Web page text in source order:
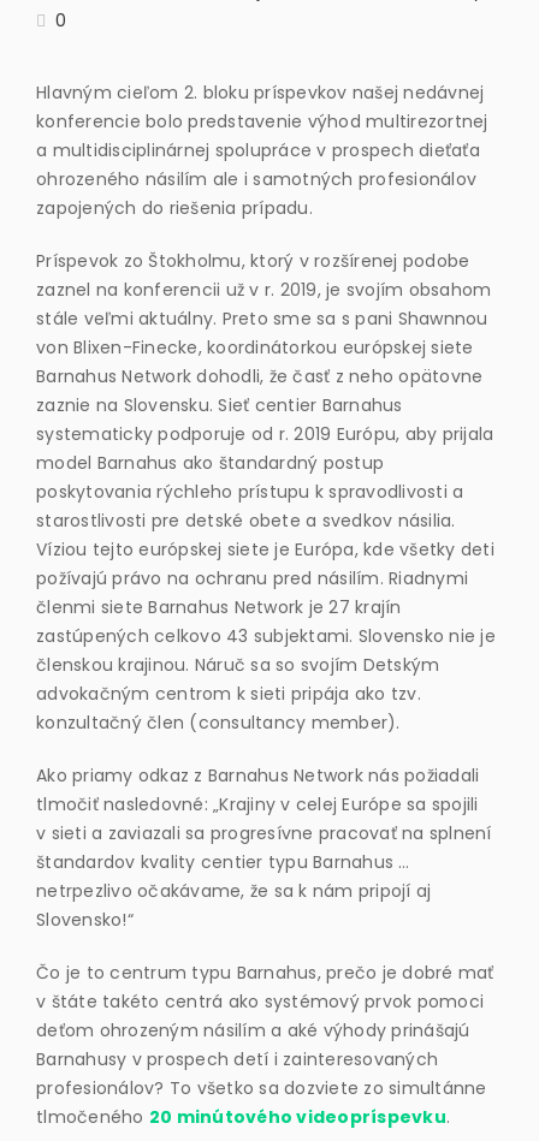
0
Hlavným cieľom 2. bloku príspevkov našej nedávnej
konferencie bolo predstavenie výhod multirezortnej
a multidisciplinárnej spolupráce v prospech dieťaťa
ohrozeného násilím ale i samotných profesionálov
zapojených do riešenia prípadu.
Príspevok zo Štokholmu, ktorý v rozšírenej podobe
zaznel na konferencii už v r. 2019, je svojím obsahom
stále veľmi aktuálny. Preto sme sa s pani Shawnnou
von Blixen-Finecke, koordinátorkou európskej siete
Barnahus Network dohodli, že časť z neho opätovne
zaznie na Slovensku. Sieť centier Barnahus
systematicky podporuje od r. 2019 Európu, aby prijala
model Barnahus ako štandardný postup
poskytovania rýchleho prístupu k spravodlivosti a
starostlivosti pre detské obete a svedkov násilia.
Víziou tejto európskej siete je Európa, kde všetky deti
požívajú právo na ochranu pred násilím. Riadnymi
členmi siete Barnahus Network je 27 krajín
zastúpených celkovo 43 subjektami. Slovensko nie je
členskou krajinou. Náruč sa so svojím Detským
advokačným centrom k sieti pripája ako tzv.
konzultačný člen (consultancy member).
Ako priamy odkaz z Barnahus Network nás požiadali
tlmočiť nasledovné: „Krajiny v celej Európe sa spojili
v sieti a zaviazali sa progresívne pracovať na splnení
štandardov kvality centier typu Barnahus …
netrpezlivo očakávame, že sa k nám pripojí aj
Slovensko!“
Čo je to centrum typu Barnahus, prečo je dobré mať
v štáte takéto centrá ako systémový prvok pomoci
deťom ohrozeným násilím a aké výhody prinášajú
Barnahusy v prospech detí i zainteresovaných
profesionálov? To všetko sa dozviete zo simultánne
tlmočeného 20 minútového videopríspevku.